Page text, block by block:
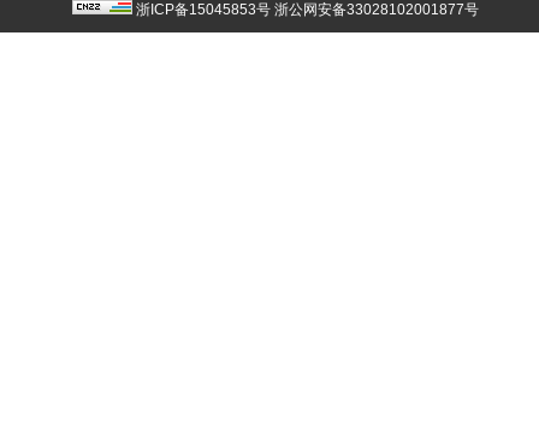
浙ICP备15045853号 浙公网安备33028102001877号